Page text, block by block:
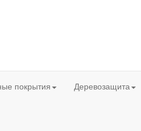
покрытия Деревозащита